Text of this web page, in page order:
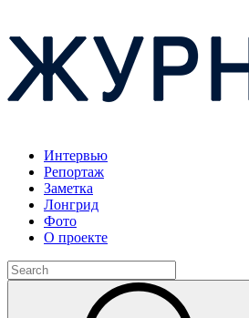
Интервью
Репортаж
Заметка
Лонгрид
Фото
О проекте